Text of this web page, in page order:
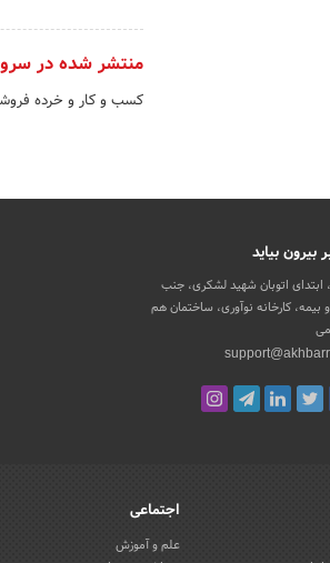
منتشر شده در
کسب و کار و خرده
بیرون بیاید
ابتدای اتوبان شهید لشکری، جنب
بیمه، کارخانه نوآوری، ساختمان هم
اجتماعی
علم و آموزش